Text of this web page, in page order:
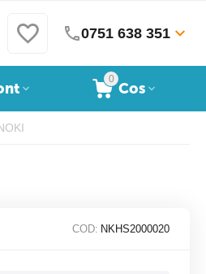
0751 638 351
0
Cos
COD: NKHS2000020